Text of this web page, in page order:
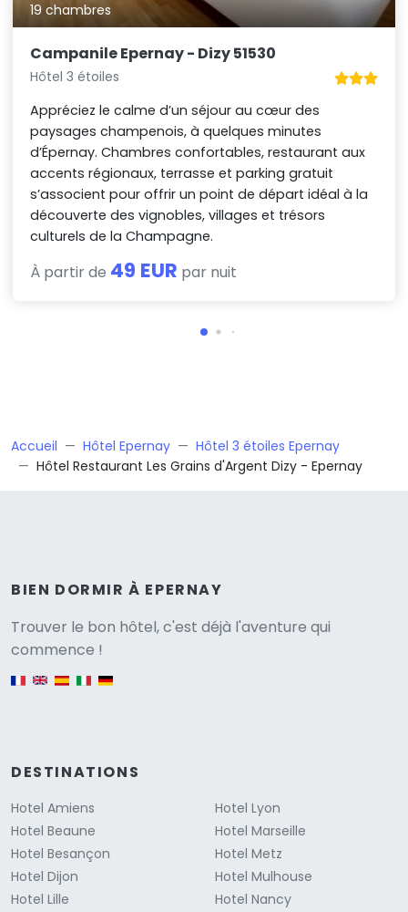
19 chambres
Campanile Epernay - Dizy 51530
Hôtel 3 étoiles
Appréciez le calme d’un séjour au cœur des
paysages champenois, à quelques minutes
d’Épernay. Chambres confortables, restaurant aux
accents régionaux, terrasse et parking gratuit
s’associent pour offrir un point de départ idéal à la
découverte des vignobles, villages et trésors
culturels de la Champagne.
À partir de 49 EUR par nuit
Accueil Hôtel Epernay
Hôtel 3 étoiles Epernay
Hôtel Restaurant Les Grains d'Argent Dizy - Epernay
BIEN DORMIR À EPERNAY
Trouver le bon hôtel, c'est déjà l'aventure qui
commence !
English version
DESTINATIONS
Hotel Amiens
Hotel Beaune
Hotel Besançon
Hotel Dijon
Hotel Lille
Hotel Lyon
Hotel Marseille
Hotel Metz
Hotel Mulhouse
Hotel Nancy